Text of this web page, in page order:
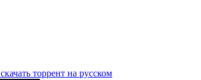
торрент на русском